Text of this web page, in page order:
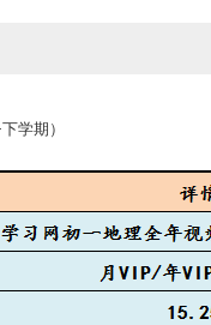
学期）